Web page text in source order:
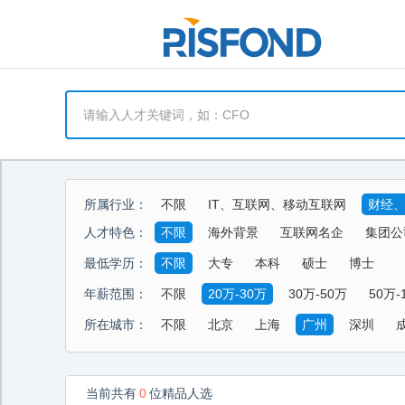
所属行业： 不限 IT、互联网、移动互联网
财经
能源、环保、化工、矿产
制药、医用、
酒店、餐饮、旅游
人才特色： 不限 海外背景 互联网名企 集团
最低学历： 不限 大专 本科 硕士 博士
年薪范围： 不限 20万-30万 30万-50万 50万-
所在城市： 不限 北京 上海 广州 深圳
当前共有0位精品人选